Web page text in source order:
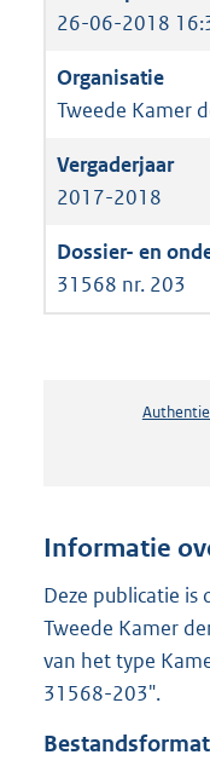
26-06-2018
Tweede Kamer
2017-2018
31568 nr. 203
Informatie
Deze publicatie
Tweede Kamer
van het type
31568-203".